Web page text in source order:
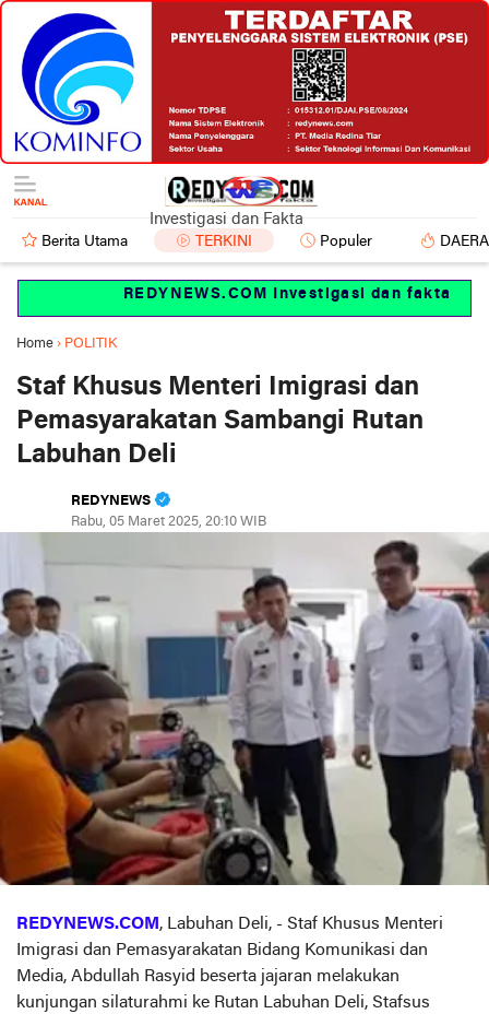
Investigasi dan Fakta
Berita Utama TERKINI Populer
REDYNEWS.COM Investigasi dan fakta
Home › POLITIK
Staf Khusus Menteri Imigrasi dan
Pemasyarakatan Sambangi Rutan
Labuhan Deli
REDYNEWS
Rabu, 05 Maret 2025, 20:10 WIB
REDYNEWS.COM , Labuhan Deli, - Staf Khusus Menteri
Imigrasi dan Pemasyarakatan Bidang Komunikasi dan
Media, Abdullah Rasyid beserta jajaran melakukan
kunjungan silaturahmi ke Rutan Labuhan Deli, Stafsus